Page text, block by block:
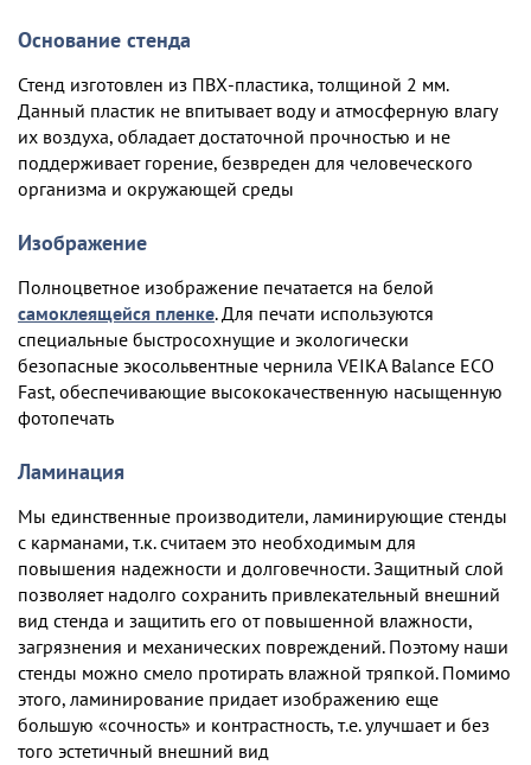
Основание стенда
Стенд изготовлен из ПВХ-пластика, толщиной 2 мм.
Данный пластик не впитывает воду и атмосферную влагу
их воздуха, обладает достаточной прочностью и не
поддерживает горение, безвреден для человеческого
организма и окружающей среды
Изображение
Полноцветное изображение печатается на белой
самоклеящейся пленке. Для печати используются
специальные быстросохнущие и экологически
безопасные экосольвентные чернила VEIKA Balance ECO
Fast, обеспечивающие высококачественную насыщенную
фотопечать
Ламинация
Мы единственные производители, ламинирующие стенды
с карманами, т.к. считаем это необходимым для
повышения надежности и долговечности. Защитный слой
позволяет надолго сохранить привлекательный внешний
вид стенда и защитить его от повышенной влажности,
загрязнения и механических повреждений. Поэтому наши
стенды можно смело протирать влажной тряпкой. Помимо
этого, ламинирование придает изображению еще
большую «сочность» и контрастность, т.е. улучшает и без
того эстетичный внешний вид